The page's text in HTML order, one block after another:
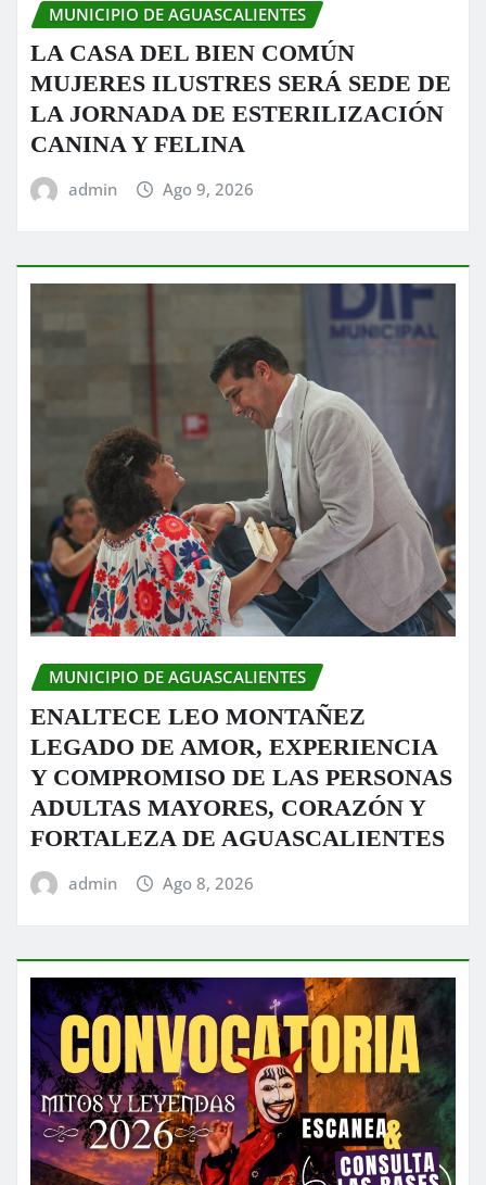
MUNICIPIO DE AGUASCALIENTES
LA CASA DEL BIEN COMÚN
MUJERES ILUSTRES SERÁ SEDE DE
LA JORNADA DE ESTERILIZACIÓN
CANINA Y FELINA
admin Ago 9, 2026
MUNICIPIO DE AGUASCALIENTES
ENALTECE LEO MONTAÑEZ
LEGADO DE AMOR, EXPERIENCIA
Y COMPROMISO DE LAS PERSONAS
ADULTAS MAYORES, CORAZÓN Y
FORTALEZA DE AGUASCALIENTES
admin Ago 8, 2026